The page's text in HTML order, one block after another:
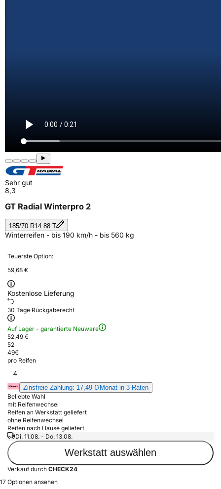
Sehr gut
8,3
GT Radial Winterpro 2
185/70 R14 88 T
Winterreifen - bis 190 km/h - bis 560 kg
Teuerste Option:
59,68 €
Kostenlose Lieferung
30 Tage Rückgaberecht
Auf Lager - garantierte Neuware
52,49 €
52
49€
pro Reifen
4
Zinsfreie Zahlung: 17,49 €/Monat in 3 Raten
Beliebte Wahl
mit Reifenwechsel
Reifen an Werkstatt geliefert
ohne Reifenwechsel
Reifen nach Hause geliefert
Di. 11.08. - Do. 13.08.
Werkstatt auswählen
Verkauf durch CHECK24
17 Optionen ansehen